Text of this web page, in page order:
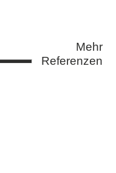
Mehr
Referenzen